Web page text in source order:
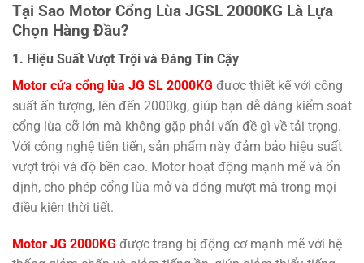
Tại Sao Motor Cổng Lùa JGSL 2000KG Là Lựa
Chọn Hàng Đầu?
1. Hiệu Suất Vượt Trội và Đáng Tin Cậy
Motor cửa cổng lùa JG SL 2000KG được thiết kế với công
suất ấn tượng, lên đến 2000kg, giúp bạn dễ dàng kiểm soát
cổng lùa cỡ lớn mà không gặp phải vấn đề gì về tải trọng.
Với công nghệ tiên tiến, sản phẩm này đảm bảo hiệu suất
vượt trội và độ bền cao. Motor hoạt động mạnh mẽ và ổn
định, cho phép cổng lùa mở và đóng mượt mà trong mọi
điều kiện thời tiết.
Motor JG 2000KG được trang bị động cơ mạnh mẽ với hệ